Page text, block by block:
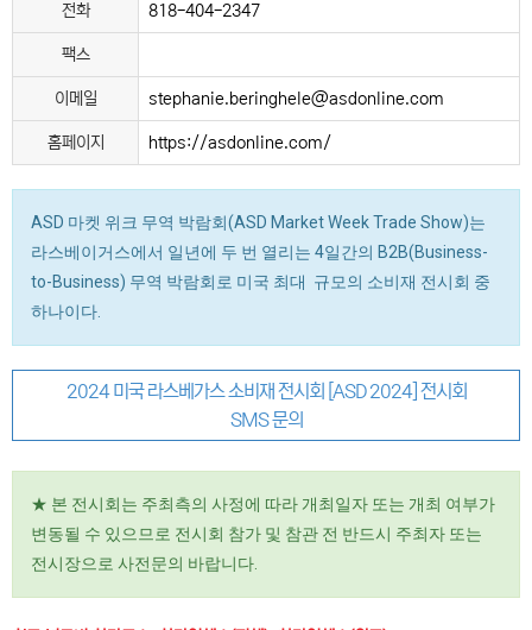
전화 818-404-2347
팩스
이메일 stephanie.beringhele@asdonline.com
홈페이지 https://asdonline.com/
ASD 마켓 위크 무역 박람회(ASD Market Week Trade Show)는
라스베이거스에서 일년에 두 번 열리는 4일간의 B2B(Business-
to-Business) 무역 박람회로 미국 최대 규모의 소비재 전시회 중
하나이다.
2024 미국 라스베가스 소비재 전시회 [ASD 2024] 전시회
SMS 문의
★ 본 전시회는 주최측의 사정에 따라 개최일자 또는 개최 여부가
변동될 수 있으므로 전시회 참가 및 참관 전 반드시 주최자 또는
전시장으로 사전문의 바랍니다.